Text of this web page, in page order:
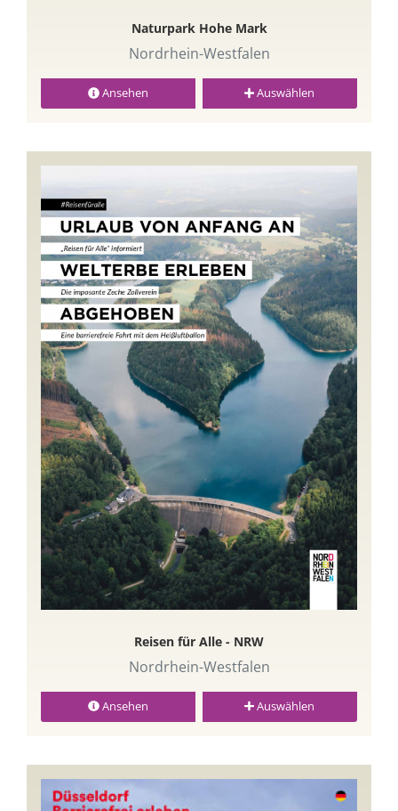
Naturpark Hohe Mark
Nordrhein-Westfalen
Ansehen Auswählen
Reisen für Alle - NRW
Nordrhein-Westfalen
Ansehen Auswählen